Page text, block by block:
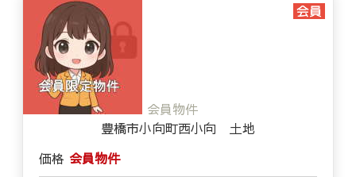
会員物件
豊橋市小向町西小向 土地
価格 会員物件